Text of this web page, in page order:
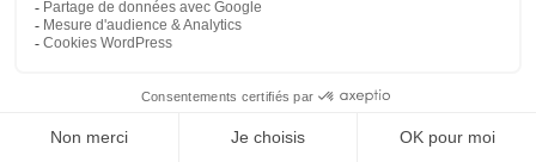
une stratégie efficace et personnalisée. Pour une
contacterdès aujourd’hui.
Cet article reflète l’analyse de son auteur et